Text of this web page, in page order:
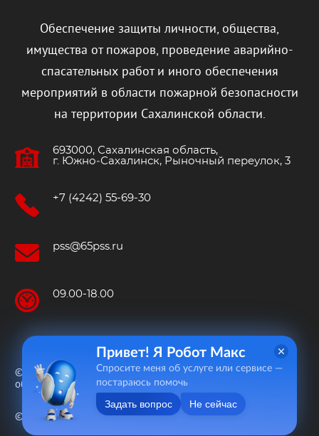
Обеспечение защиты личности, общества,
имущества от пожаров, проведение аварийно-
спасательных работ и иного обеспечения
мероприятий в области пожарной безопасности
на территории Сахалинской области.
693000, Сахалинская область,
г. Южно‐Сахалинск, Рыночный переулок, 3
+7 (4242) 55-69-30
pss@65pss.ru
09.00-18.00
© 2015—2026 «Пожарно-спасательная служба Сахалинской
области»
© 2020 Разработка сайта «Ринамика »
Привет! Я Робот Макс
Спросите меня об услуге или сервисе —
постараюсь помочь
Задать вопрос Не сейчас